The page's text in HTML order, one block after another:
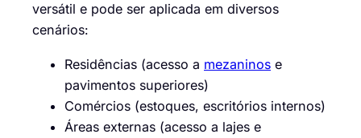
versátil e pode ser aplicada em diversos
cenários:
Residências (acesso a mezaninos e
pavimentos superiores)
Comércios (estoques, escritórios internos)
Áreas externas (acesso a lajes e